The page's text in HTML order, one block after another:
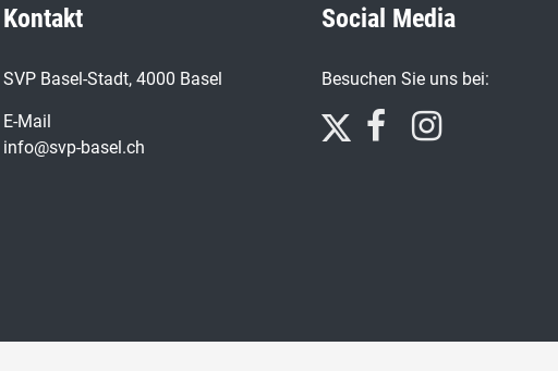
Kontakt
SVP Basel-Stadt, 4000 Basel
E-Mail
info@svp-basel.ch
Social Media
Besuchen Sie uns bei: